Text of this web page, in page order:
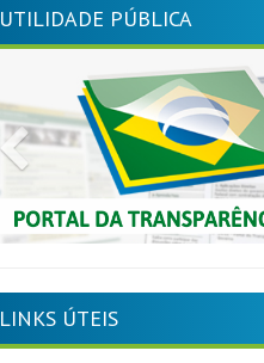
UTILIDADE PÚBLICA
Previous
LINKS ÚTEIS